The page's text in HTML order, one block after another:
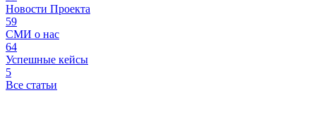
Новости Проекта
59
СМИ о нас
64
Успешные кейсы
5
Все статьи